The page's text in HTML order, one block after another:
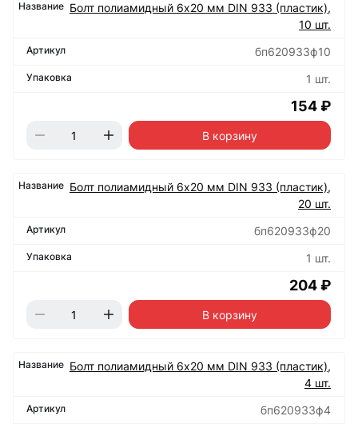
Болт полиамидный 6х20 мм DIN 933 (пластик),
10 шт.
бп620933ф10
1 шт.
154 ₽
В корзину
Болт полиамидный 6х20 мм DIN 933 (пластик),
20 шт.
бп620933ф20
1 шт.
204 ₽
В корзину
Болт полиамидный 6х20 мм DIN 933 (пластик),
4 шт.
бп620933ф4